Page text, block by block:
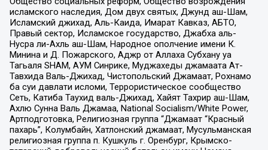
исламского наследия, Дом двух святых, Джунд аш-Шам,
Исламский джихад, Аль-Каида, Имарат Кавказ, АБТО,
Правый сектор, Исламское государство, Джабха аль-
Нусра ли-Ахль аш-Шам, Народное ополчение имени К.
Минина и Д. Пожарского, Аджр от Аллаха Субхану уа
Тагьаля SHAM, АУМ Синрике, Муджахеды джамаата Ат-
Тавхида Валь-Джихад, Чистопольский Джамаат, Рохнамо
ба суи давлати исломи, Террористическое сообщество
Сеть, Катиба Таухид валь-Джихад, Хайят Тахрир аш-Шам,
Ахлю Сунна Валь Джамаа, National Socialism/White Power,
Артподготовка, Религиозная группа “Джамаат “Красный
пахарь”, Колумбайн, Хатлонский джамаат, Мусульманская
религиозная группа п. Кушкуль г. Оренбург, Крымско-